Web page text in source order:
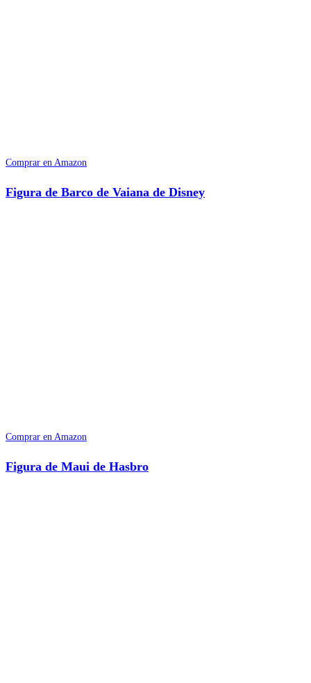
Comprar en Amazon
Figura de Barco de Vaiana de Disney
Comprar en Amazon
Figura de Maui de Hasbro